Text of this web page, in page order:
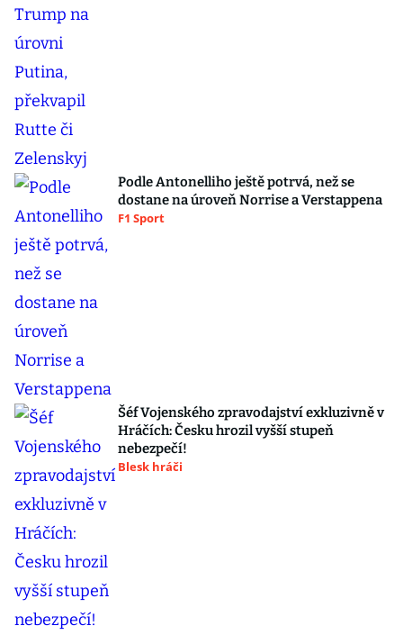
Podle Antonelliho ještě potrvá, než se
dostane na úroveň Norrise a Verstappena
F1 Sport
Šéf Vojenského zpravodajství exkluzivně v
Hráčích: Česku hrozil vyšší stupeň
nebezpečí!
Blesk hráči